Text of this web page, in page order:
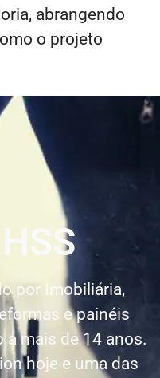
abrangendo
o projeto
por Imobiliária,
e painéis
a mais de 14 anos.
hoje e uma das